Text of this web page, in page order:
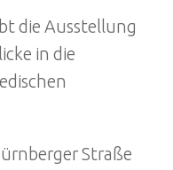
die Ausstellung
in die
Straße